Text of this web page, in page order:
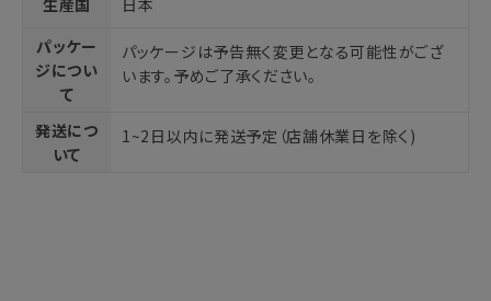
パッケー
ジについ
て
パッケージは予告無く変更となる可能性がござ
います。予めご了承ください。
発送につ
いて
1~2日以内に発送予定（店舗休業日を除く)